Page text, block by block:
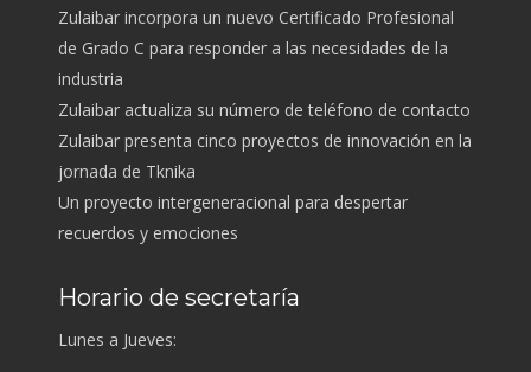
Zulaibar incorpora un nuevo Certificado Profesional
de Grado C para responder a las necesidades de la
industria
Zulaibar actualiza su número de teléfono de contacto
Zulaibar presenta cinco proyectos de innovación en la
jornada de Tknika
Un proyecto intergeneracional para despertar
recuerdos y emociones
Horario de secretaría
Lunes a Jueves: